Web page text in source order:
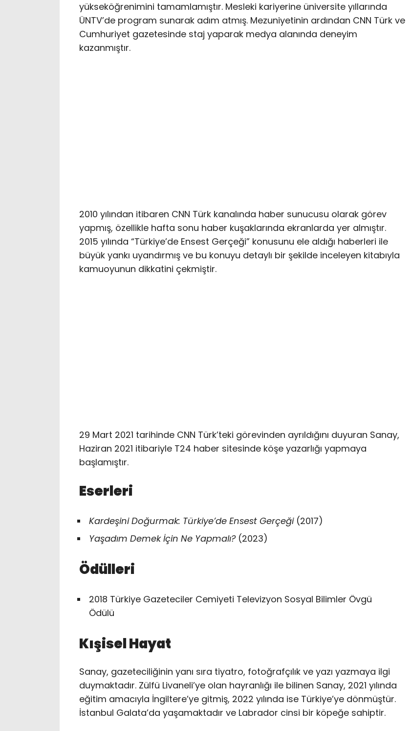
yükseköğrenimini tamamlamıştır. Mesleki kariyerine üniversite yıllarında
ÜNTV’de program sunarak adım atmış. Mezuniyetinin ardından CNN Türk ve
Cumhuriyet gazetesinde staj yaparak medya alanında deneyim
kazanmıştır.
2010 yılından itibaren CNN Türk kanalında haber sunucusu olarak görev
yapmış, özellikle hafta sonu haber kuşaklarında ekranlarda yer almıştır.
2015 yılında “Türkiye’de Ensest Gerçeği” konusunu ele aldığı haberleri ile
büyük yankı uyandırmış ve bu konuyu detaylı bir şekilde inceleyen kitabıyla
kamuoyunun dikkatini çekmiştir.
29 Mart 2021 tarihinde CNN Türk’teki görevinden ayrıldığını duyuran Sanay,
Haziran 2021 itibariyle T24 haber sitesinde köşe yazarlığı yapmaya
başlamıştır.
Eserleri
Kardeşini Doğurmak: Türkiye’de Ensest Gerçeği(2017)
Yaşadım Demek İçin Ne Yapmalı?(2023)
Ödülleri
2018 Türkiye Gazeteciler Cemiyeti Televizyon Sosyal Bilimler Övgü
Ödülü
Kışisel Hayat
Sanay, gazeteciliğinin yanı sıra tiyatro, fotoğrafçılık ve yazı yazmaya ilgi
duymaktadır. Zülfü Livaneli’ye olan hayranlığı ile bilinen Sanay, 2021 yılında
eğitim amacıyla İngiltere’ye gitmiş, 2022 yılında ise Türkiye’ye dönmüştür.
İstanbul Galata’da yaşamaktadır ve Labrador cinsi bir köpeğe sahiptir.